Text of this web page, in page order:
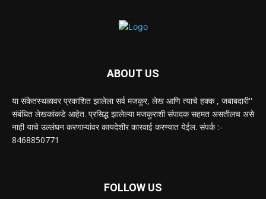
ABOUT US
या संकेतस्थळावर प्रकाशित झालेला सर्व मजकूर, लेख आणि त्याचे हक्क , जबाबदारी''
संबंधित लेखकांकडे आहेत. प्रसिद्ध झालेल्या मजकुराशी संपादक सहमत असतीलच असे
नाही याचे उल्लंघन करणाऱ्यांवर कायदेशीर कारवाई करण्यात येईल. संपर्क :-
8468850771
FOLLOW US